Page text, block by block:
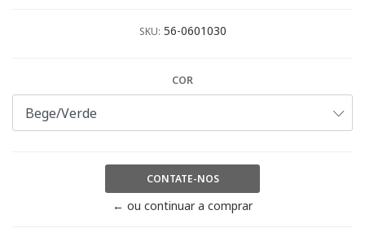
SKU: 56-0601030
COR
CONTATE-NOS
← ou continuar a comprar